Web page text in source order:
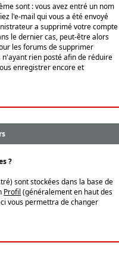
sont : vous avez entré un nom
l'e-mail qui vous a été envoyé
a supprimé votre compte
le dernier cas, peut-être alors
les forums de supprimer
rien posté afin de réduire
enregistrer encore et
?
sont stockées dans la base de
Profil (généralement en haut des
vous permettra de changer